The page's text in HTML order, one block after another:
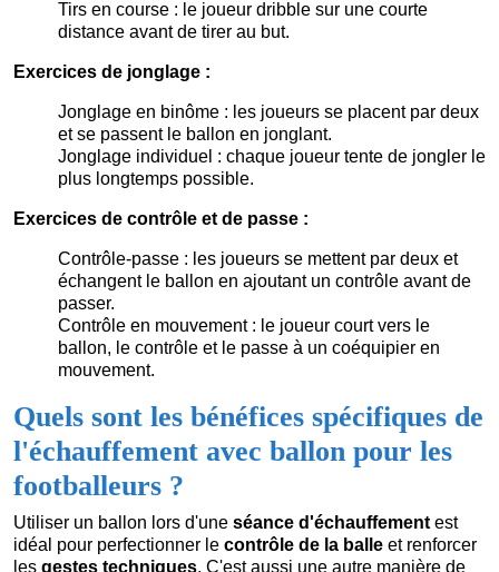
Tirs en course : le joueur dribble sur une courte
distance avant de tirer au but.
Exercices de jonglage :
Jonglage en binôme : les joueurs se placent par deux
et se passent le ballon en jonglant.
Jonglage individuel : chaque joueur tente de jongler le
plus longtemps possible.
Exercices de contrôle et de passe :
Contrôle-passe : les joueurs se mettent par deux et
échangent le ballon en ajoutant un contrôle avant de
passer.
Contrôle en mouvement : le joueur court vers le
ballon, le contrôle et le passe à un coéquipier en
mouvement.
Quels sont les bénéfices spécifiques de
l'échauffement avec ballon pour les
footballeurs ?
Utiliser un ballon lors d'une séance d'échauffementest
idéal pour perfectionner le contrôle de la balle et renforcer
les gestes techniques. C'est aussi une autre manière de